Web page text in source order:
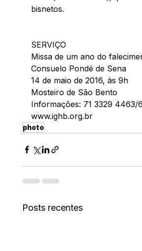
bisnetos.
SERVIÇO
Missa de um ano do
Consuelo Pondé de Sena
14 de maio de 2016, às 9h
Mosteiro de São Bento
Informações: 71 3329 4463/
www.ighb.org.br
photo
Posts recentes